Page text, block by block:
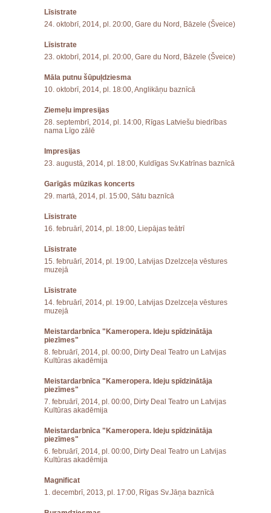
Līsistrate
24. oktobrī, 2014, pl. 20:00, Gare du Nord, Bāzele (Šveice)
Līsistrate
23. oktobrī, 2014, pl. 20:00, Gare du Nord, Bāzele (Šveice)
Māla putnu šūpuļdziesma
10. oktobrī, 2014, pl. 18:00, Anglikāņu baznīcā
Ziemeļu impresijas
28. septembrī, 2014, pl. 14:00, Rīgas Latviešu biedrības
nama Līgo zālē
Impresijas
23. augustā, 2014, pl. 18:00, Kuldīgas Sv.Katrīnas baznīcā
Garīgās mūzikas koncerts
29. martā, 2014, pl. 15:00, Sātu baznīcā
Līsistrate
16. februārī, 2014, pl. 18:00, Liepājas teātrī
Līsistrate
15. februārī, 2014, pl. 19:00, Latvijas Dzelzceļa vēstures
muzejā
Līsistrate
14. februārī, 2014, pl. 19:00, Latvijas Dzelzceļa vēstures
muzejā
Meistardarbnīca "Kameropera. Ideju spīdzinātāja
piezīmes"
8. februārī, 2014, pl. 00:00, Dirty Deal Teatro un Latvijas
Kultūras akadēmija
Meistardarbnīca "Kameropera. Ideju spīdzinātāja
piezīmes"
7. februārī, 2014, pl. 00:00, Dirty Deal Teatro un Latvijas
Kultūras akadēmija
Meistardarbnīca "Kameropera. Ideju spīdzinātāja
piezīmes"
6. februārī, 2014, pl. 00:00, Dirty Deal Teatro un Latvijas
Kultūras akadēmija
Magnificat
1. decembrī, 2013, pl. 17:00, Rīgas Sv.Jāņa baznīcā